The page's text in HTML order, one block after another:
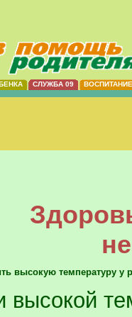
СЛУЖБА 09 ВОСПИТАНИЕ
высокую температуру у
высокой